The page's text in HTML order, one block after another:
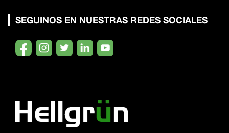
SEGUINOS EN NUESTRAS REDES SOCIALES